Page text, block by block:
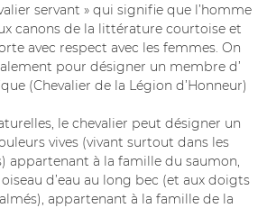
servant » qui signifie que l’homme
canons de la littérature courtoise et
avec respect avec les femmes. On
pour désigner un membre d’
(Chevalier de la Légion d’Honneur)
le chevalier peut désigner un
vives (vivant surtout dans les
appartenant à la famille du saumon,
d’eau au long bec (et aux doigts
appartenant à la famille de la